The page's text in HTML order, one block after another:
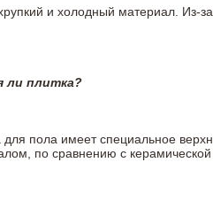
и холодный материал. Из-
ли плитка?
для пола имеет специальное
по сравнению с